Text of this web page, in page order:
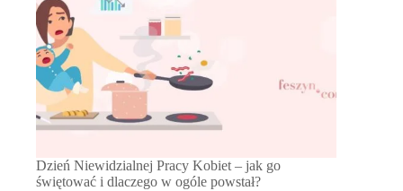
Dzień Niewidzialnej Pracy Kobiet – jak go
świętować i dlaczego w ogóle powstał?